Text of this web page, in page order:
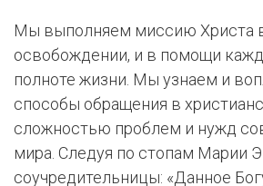
Мы выполняем миссию Христа
освобождении, и в помощи
полноте жизни. Мы узнаем и
способы обращения в
сложностью проблем и нужд
мира. Следуя по стопам Марии
соучредительницы: «Данное